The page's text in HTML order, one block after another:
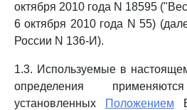
октября 2010 года N 18595
6 октября 2010 года N 55)
России N 136-И).
1.3. Используемые в
определения
установленных
Положением